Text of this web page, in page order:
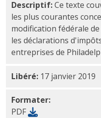
Descriptif:Ce texte
les plus courantes
modification fédérale
les déclarations
entreprises de
Libéré: 17 janvier 2019
Formater:
PDF